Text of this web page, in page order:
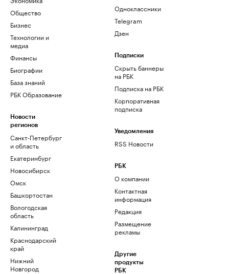
Общество
Бизнес
Технологии и
медиа
Финансы
Биографии
База знаний
РБК Образование
Новости
регионов
Санкт-Петербург
и область
Екатеринбург
Новосибирск
Омск
Башкортостан
Вологодская
область
Калининград
Краснодарский
край
Нижний
Новгород
Одноклассники
Telegram
Дзен
Подписки
Скрыть баннеры
на РБК
Подписка на РБК
Корпоративная
подписка
Уведомления
RSS Новости
РБК
О компании
Контактная
информация
Редакция
Размещение
рекламы
Другие
продукты
РБК